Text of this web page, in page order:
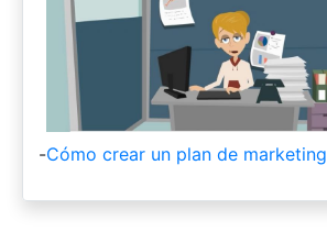
-Cómo crear un plan de marketing